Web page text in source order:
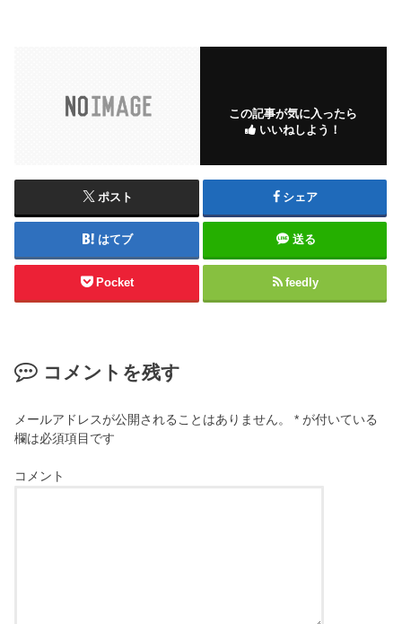
この記事が気に入ったら
いいねしよう！
ポスト シェア
はてブ 送る
Pocket feedly
コメントを残す
メールアドレスが公開されることはありません。 * が付いている
欄は必須項目です
コメント